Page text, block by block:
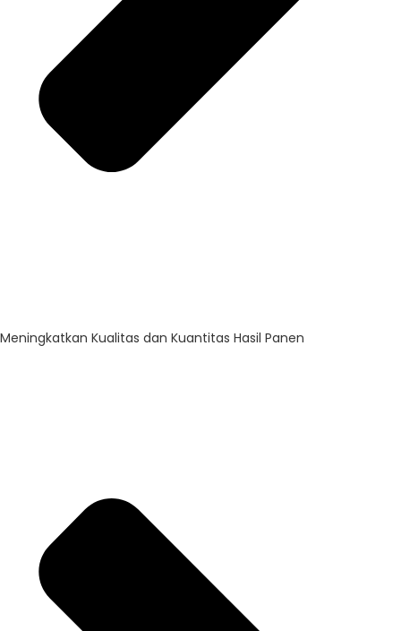
Meningkatkan Kualitas dan Kuantitas Hasil Panen